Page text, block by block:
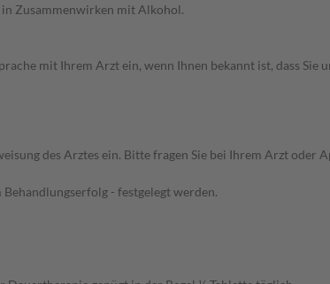
Zusammenwirken mit Alkohol.
mit Ihrem Arzt ein, wenn Ihnen bekannt ist, dass
des Arztes ein. Bitte fragen Sie bei Ihrem Arzt oder
- festgelegt werden.